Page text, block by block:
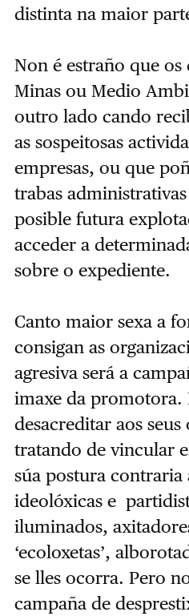
distinta na maior
Non é estraño que
Minas ou Medio
outro lado cando
as sospeitosas
empresas, ou que
trabas
posible futura
acceder a
sobre o expediente.
Canto maior sexa a
consigan as
agresiva será a
imaxe da promotora.
desacreditar aos
tratando de vincular
súa postura contraria
ideolóxicas e
iluminados,
‘ecoloxetas’,
se lles ocorra. Pero
campaña de